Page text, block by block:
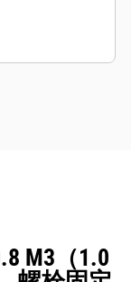
M3（1.0